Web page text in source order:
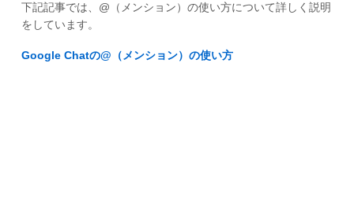
下記記事では、@（メンション）の使い方について詳しく説明
をしています。
Google Chatの@（メンション）の使い方